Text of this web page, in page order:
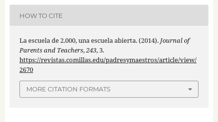
HOW TO CITE
La escuela de 2.000, una escuela abierta. (2014). Journal of
Parents and Teachers,243, 3.
https://revistas.comillas.edu/padresymaestros/article/view/
2670
MORE CITATION FORMATS